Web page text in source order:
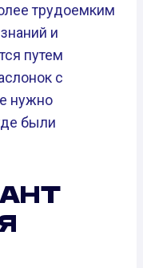
трудоемким
и
путем
с
нужно
были